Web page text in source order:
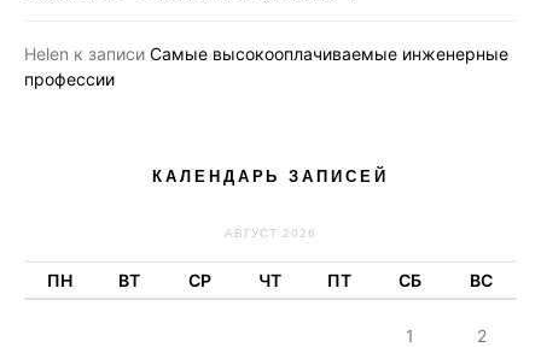
Helen к записи Самые высокооплачиваемые инженерные
профессии
КАЛЕНДАРЬ ЗАПИСЕЙ
АВГУСТ 2026
ПН ВТ СР ЧТ ПТ СБ ВС
1 2